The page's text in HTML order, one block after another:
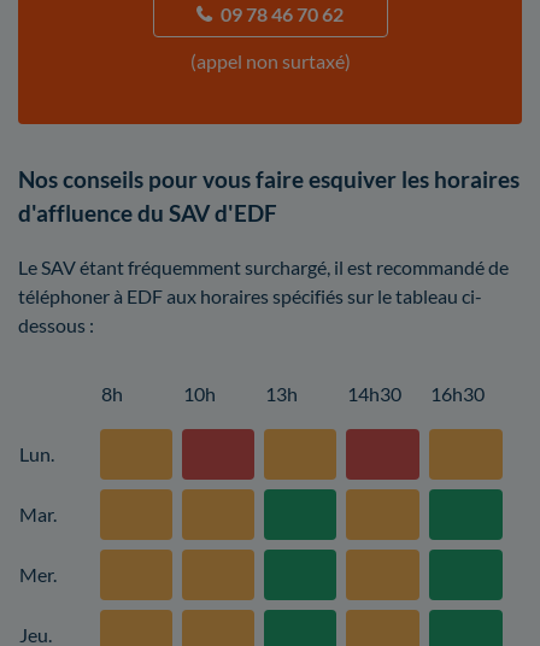
09 78 46 70 62
(appel non surtaxé)
Nos conseils pour vous faire esquiver les horaires
d'affluence du SAV d'EDF
Le SAV étant fréquemment surchargé, il est recommandé de
téléphoner à EDF aux horaires spécifiés sur le tableau ci-
dessous :
8h 10h 13h 14h30 16h30
Lun.
Mar.
Mer.
Jeu.